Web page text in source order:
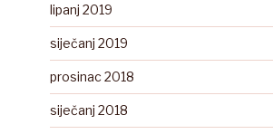
lipanj 2019
siječanj 2019
prosinac 2018
siječanj 2018